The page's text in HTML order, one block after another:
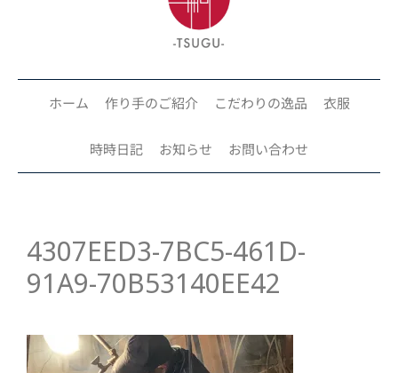
ホーム 作り手のご紹介 こだわりの逸品 衣服
時時日記 お知らせ お問い合わせ
4307EED3-7BC5-461D-
91A9-70B53140EE42